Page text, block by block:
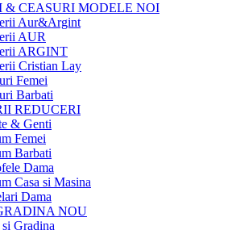
& CEASURI MODELE NOI
Aur&Argint
AUR
ARGINT
Cristian Lay
Femei
Barbati
REDUCERI
& Genti
Femei
Barbati
Dama
Casa si Masina
Dama
NOU
si Gradina